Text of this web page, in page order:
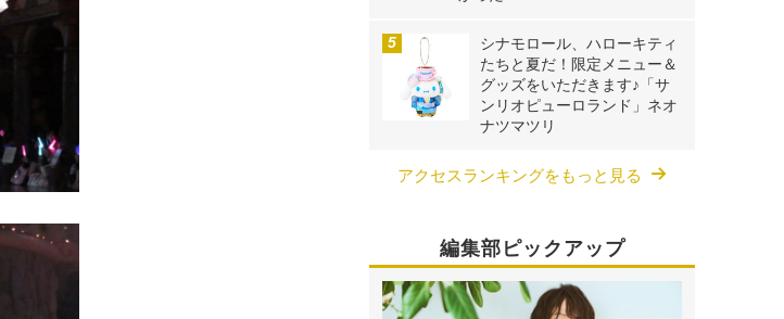
シナモロール、ハローキティ
たちと夏だ！限定メニュー＆
グッズをいただきます♪「サ
ンリオピューロランド」ネオ
ナツマツリ
アクセスランキングをもっと見る
編集部ピックアップ